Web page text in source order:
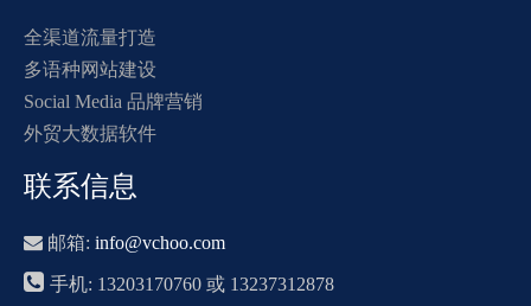
全渠道流量打造
多语种网站建设
Social Media 品牌营销
外贸大数据软件
联系信息
 邮箱: info@vchoo.com
 手机: 13203170760 或 13237312878